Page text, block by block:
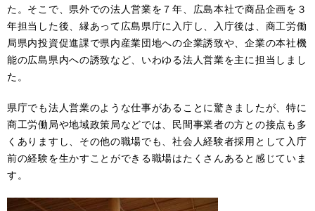
た。そこで、県外での法人営業を７年、広島本社で商品企画を３
年担当した後、縁あって広島県庁に入庁し、入庁後は、商工労働
局県内投資促進課で県内産業団地への企業誘致や、企業の本社機
能の広島県内への誘致など、いわゆる法人営業を主に担当しまし
た。
県庁でも法人営業のような仕事があることに驚きましたが、特に
商工労働局や地域政策局などでは、民間事業者の方との接点も多
くありますし、その他の職場でも、社会人経験者採用として入庁
前の経験を生かすことができる職場はたくさんあると感じていま
す。